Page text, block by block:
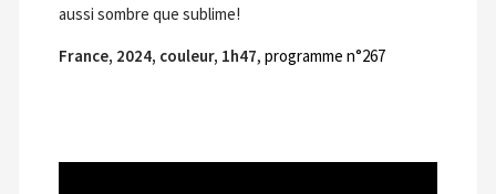
aussi sombre que sublime!
France, 2024, couleur, 1h47, programme n°267